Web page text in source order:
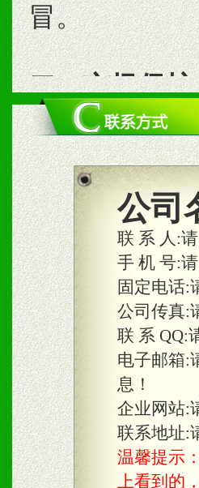
冒。
二、市场保护
1、统一市场
商利润。
2、区域独家
合作关系。
三、物料及
1、免费提供
2、不定期在
知名度和影
3、根据地方
具。
公司
联 系 人:
手 机 号:
固定电话:
公司传真:
联 系 QQ:
电子邮箱:
息！
企业网站:
联系地址:
温馨提示
上看到的